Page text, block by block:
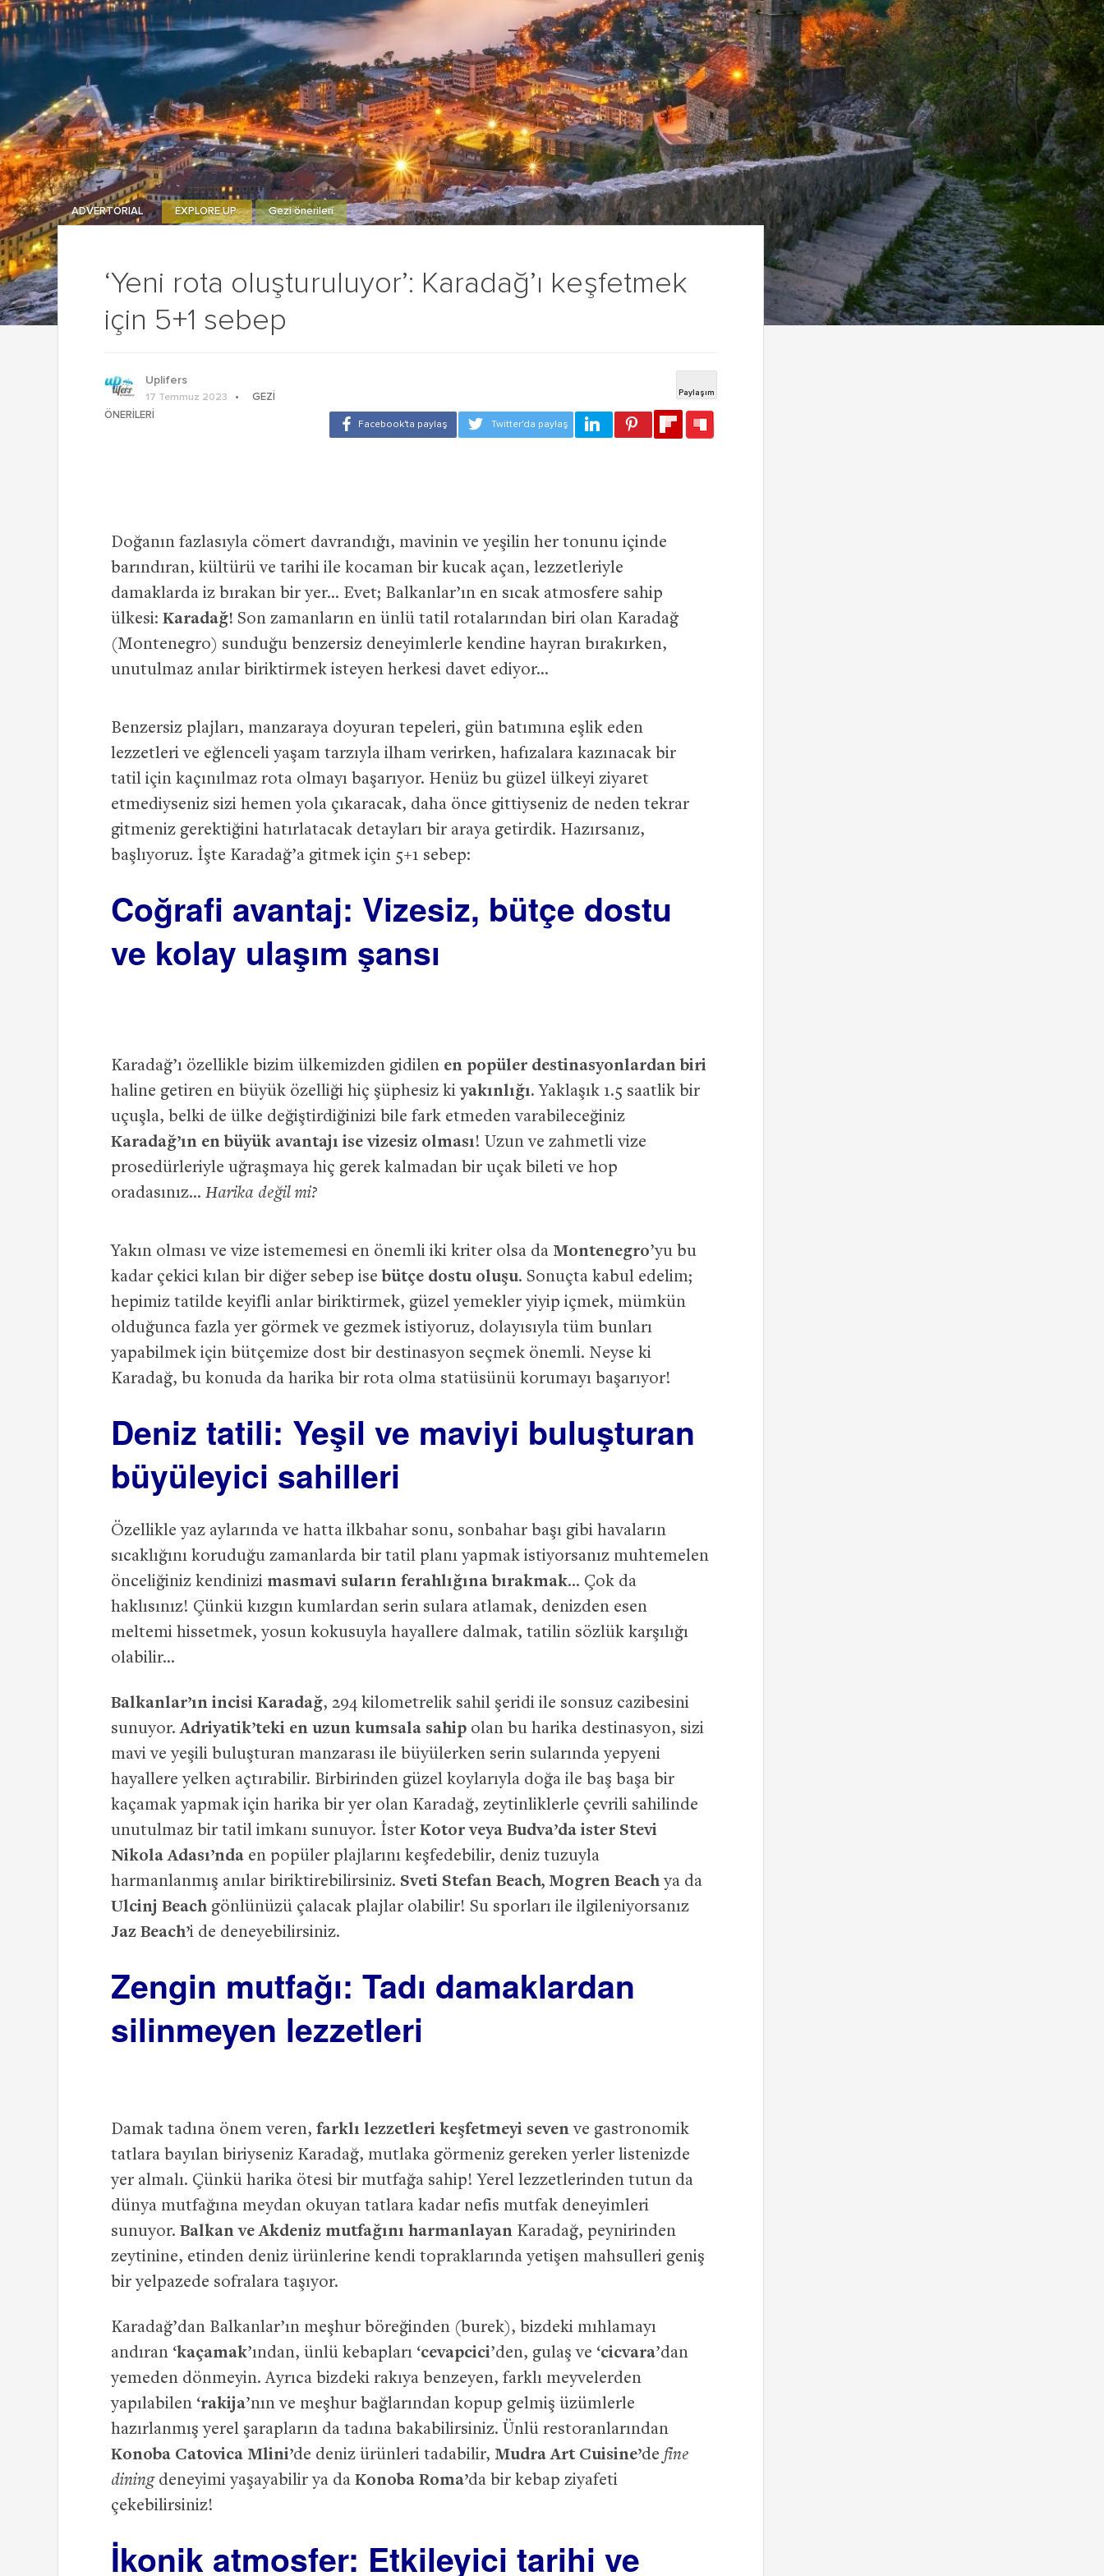
‘Yeni rota oluşturuluyor’: Karadağ’ı keşfetmek
için 5+1 sebep
ADVERTORIAL EXPLORE UP Gezi önerileri
Uplifers
17 Temmuz 2023
GEZI
ÖNERILERI
Doğanın fazlasıyla cömert davrandığı, mavinin ve yeşilin her tonunu içinde
barındıran, kültürü ve tarihi ile kocaman bir kucak açan, lezzetleriyle
damaklarda iz bırakan bir yer… Evet; Balkanlar’ın en sıcak atmosfere sahip
ülkesi: Karadağ! Son zamanların en ünlü tatil rotalarından biri olan Karadağ
(Montenegro) sunduğu benzersiz deneyimlerle kendine hayran bırakırken,
unutulmaz anılar biriktirmek isteyen herkesi davet ediyor…
Benzersiz plajları, manzaraya doyuran tepeleri, gün batımına eşlik eden
lezzetleri ve eğlenceli yaşam tarzıyla ilham verirken, hafızalara kazınacak bir
tatil için kaçınılmaz rota olmayı başarıyor. Henüz bu güzel ülkeyi ziyaret
etmediyseniz sizi hemen yola çıkaracak, daha önce gittiyseniz de neden tekrar
gitmeniz gerektiğini hatırlatacak detayları bir araya getirdik. Hazırsanız,
başlıyoruz. İşte Karadağ’a gitmek için 5+1 sebep:
Coğrafi avantaj: Vizesiz, bütçe dostu
ve kolay ulaşım şansı
Karadağ’ı özellikle bizim ülkemizden gidilen en popüler destinasyonlardan biri
haline getiren en büyük özelliği hiç şüphesiz kiyakınlığı. Yaklaşık 1.5 saatlik bir
uçuşla, belki de ülke değiştirdiğinizi bile fark etmeden varabileceğiniz
Karadağ’ın en büyük avantajı ise vizesiz olması! Uzun ve zahmetli vize
prosedürleriyle uğraşmaya hiç gerek kalmadan bir uçak bileti ve hop
oradasınız… Harika değil mi?
Yakın olması ve vize istememesi en önemli iki kriter olsa da Montenegro’yu bu
kadar çekici kılan bir diğer sebep ise bütçe dostu oluşu. Sonuçta kabul edelim;
hepimiz tatilde keyifli anlar biriktirmek, güzel yemekler yiyip içmek, mümkün
olduğunca fazla yer görmek ve gezmek istiyoruz, dolayısıyla tüm bunları
yapabilmek için bütçemize dost bir destinasyon seçmek önemli. Neyse ki
Karadağ, bu konuda da harika bir rota olma statüsünü korumayı başarıyor!
Deniz tatili: Yeşil ve maviyi buluşturan
büyüleyici sahilleri
Özellikle yaz aylarında ve hatta ilkbahar sonu, sonbahar başı gibi havaların
sıcaklığını koruduğu zamanlarda bir tatil planı yapmak istiyorsanız muhtemelen
önceliğiniz kendinizi masmavi suların ferahlığına bırakmak… Çok da
haklısınız! Çünkü kızgın kumlardan serin sulara atlamak, denizden esen
meltemi hissetmek, yosun kokusuyla hayallere dalmak, tatilin sözlük karşılığı
olabilir…
Balkanlar’ın incisi Karadağ, 294 kilometrelik sahil şeridi ile sonsuz cazibesini
sunuyor.Adriyatik’teki en uzun kumsala sahip olan bu harika destinasyon, sizi
mavi ve yeşili buluşturan manzarası ile büyülerken serin sularında yepyeni
hayallere yelken açtırabilir. Birbirinden güzel koylarıyla doğa ile baş başa bir
kaçamak yapmak için harika bir yer olan Karadağ, zeytinliklerle çevrili sahilinde
unutulmaz bir tatil imkanı sunuyor. İster Kotor veya Budva’da ister Stevi
Nikola Adası’nda en popüler plajlarını keşfedebilir, deniz tuzuyla
harmanlanmış anılar biriktirebilirsiniz. Sveti Stefan Beach, Mogren Beachya da
Ulcinj Beach gönlünüzü çalacak plajlar olabilir! Su sporları ile ilgileniyorsanız
Jaz Beach’i de deneyebilirsiniz.
Zengin mutfağı: Tadı damaklardan
silinmeyen lezzetleri
Damak tadına önem veren, farklı lezzetleri keşfetmeyi sevenve gastronomik
tatlara bayılan biriyseniz Karadağ, mutlaka görmeniz gereken yerler listenizde
yer almalı. Çünkü harika ötesi bir mutfağa sahip! Yerel lezzetlerinden tutun da
dünya mutfağına meydan okuyan tatlara kadar nefis mutfak deneyimleri
sunuyor. Balkan ve Akdeniz mutfağını harmanlayan Karadağ, peynirinden
zeytinine, etinden deniz ürünlerine kendi topraklarında yetişen mahsulleri geniş
bir yelpazede sofralara taşıyor.
Karadağ’dan Balkanlar’ın meşhur böreğinden (burek), bizdeki mıhlamayı
andıran ‘kaçamak’ından, ünlü kebapları ‘cevapcici’den, gulaş ve ‘cicvara’dan
yemeden dönmeyin. Ayrıca bizdeki rakıya benzeyen, farklı meyvelerden
yapılabilen ‘rakija’nın ve meşhur bağlarından kopup gelmiş üzümlerle
hazırlanmış yerel şarapların da tadına bakabilirsiniz. Ünlü restoranlarından
Konoba Catovica Mlini’de deniz ürünleri tadabilir, Mudra Art Cuisine’de fine
diningdeneyimi yaşayabilir ya da Konoba Roma’da bir kebap ziyafeti
çekebilirsiniz!
İkonik atmosfer: Etkileyici tarihi ve